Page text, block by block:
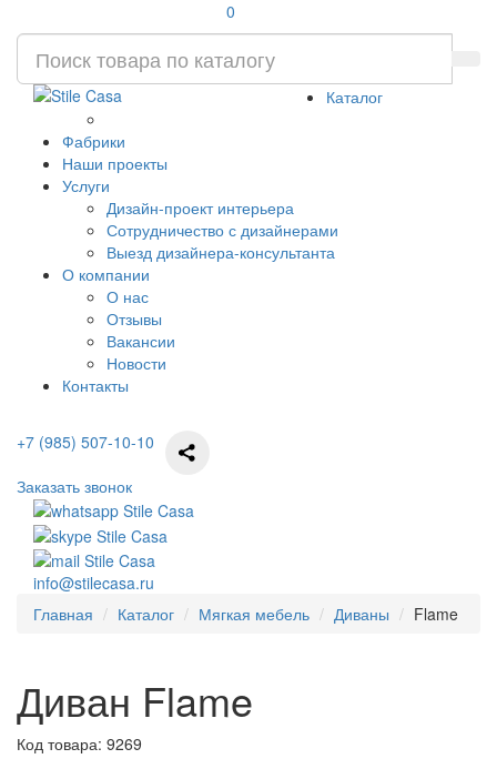
0
Каталог
Фабрики
Наши проекты
Услуги
Дизайн-проект интерьера
Сотрудничество с дизайнерами
Выезд дизайнера-консультанта
О компании
О нас
Отзывы
Вакансии
Новости
Контакты
+7 (985) 507-10-10
Заказать звонок
info@stilecasa.ru
Главная
Каталог Мягкая мебель Диваны Flame
Диван Flame
Код товара: 9269